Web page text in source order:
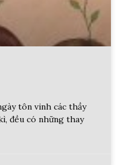
tôn vinh các thầy
đều có những thay